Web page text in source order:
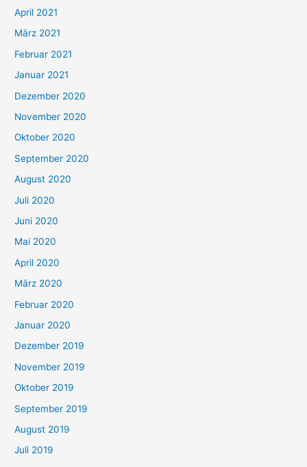
:
April 2021
März 2021
Februar 2021
Januar 2021
Dezember 2020
November 2020
Oktober 2020
September 2020
August 2020
Juli 2020
Juni 2020
Mai 2020
April 2020
März 2020
Februar 2020
Januar 2020
Dezember 2019
November 2019
Oktober 2019
September 2019
August 2019
Juli 2019